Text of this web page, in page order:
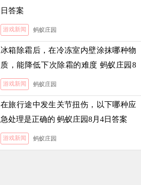
日答案
游戏新闻 蚂蚁庄园
冰箱除霜后，在冷冻室内壁涂抹哪种物
质，能降低下次除霜的难度 蚂蚁庄园8
月5日答案
游戏新闻 蚂蚁庄园
在旅行途中发生关节扭伤，以下哪种应
急处理是正确的 蚂蚁庄园8月4日答案
游戏新闻 蚂蚁庄园